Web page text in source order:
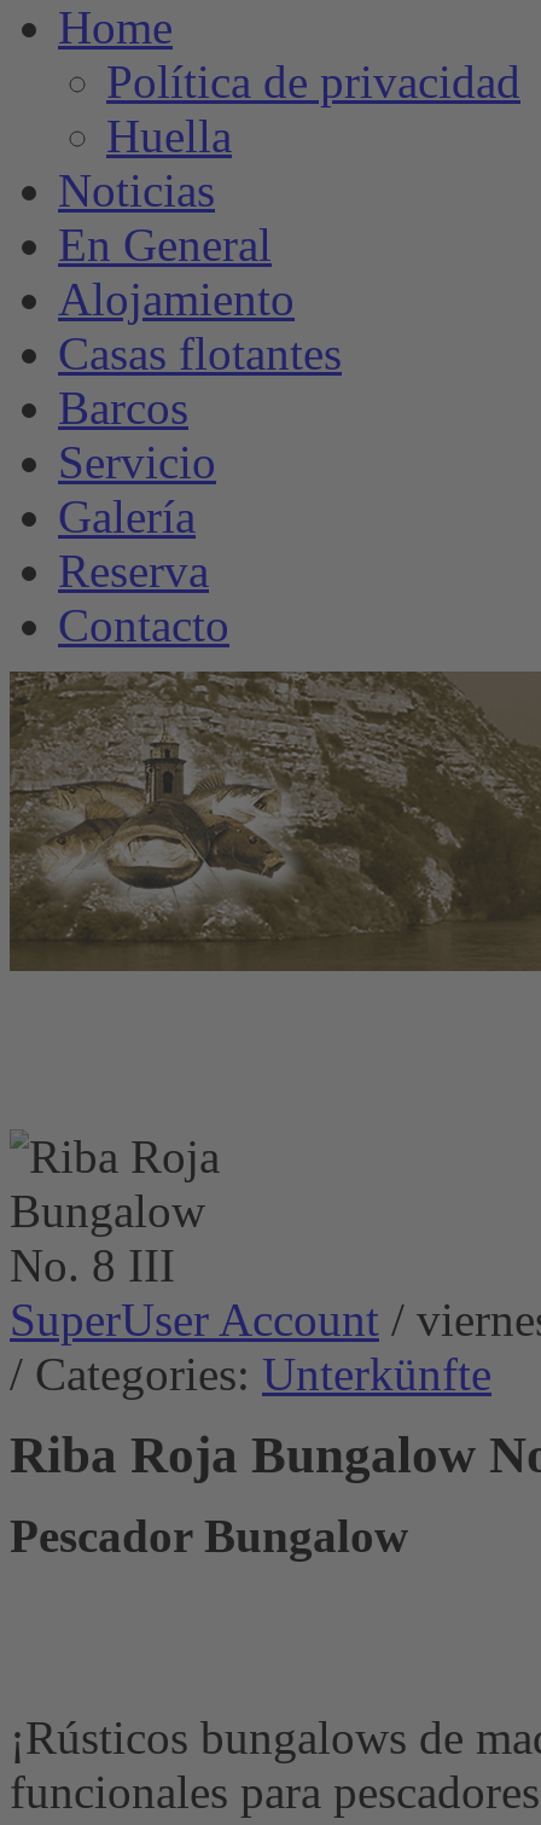
Home
Política de privacidad
Huella
Noticias
En General
Alojamiento
Casas flotantes
Barcos
Servicio
Galería
Reserva
Contacto
SuperUser Account /
/ Categories: Unterkünfte
Riba Roja Bungalow
Pescador Bungalow
¡Rústicos bungalows de
funcionales para